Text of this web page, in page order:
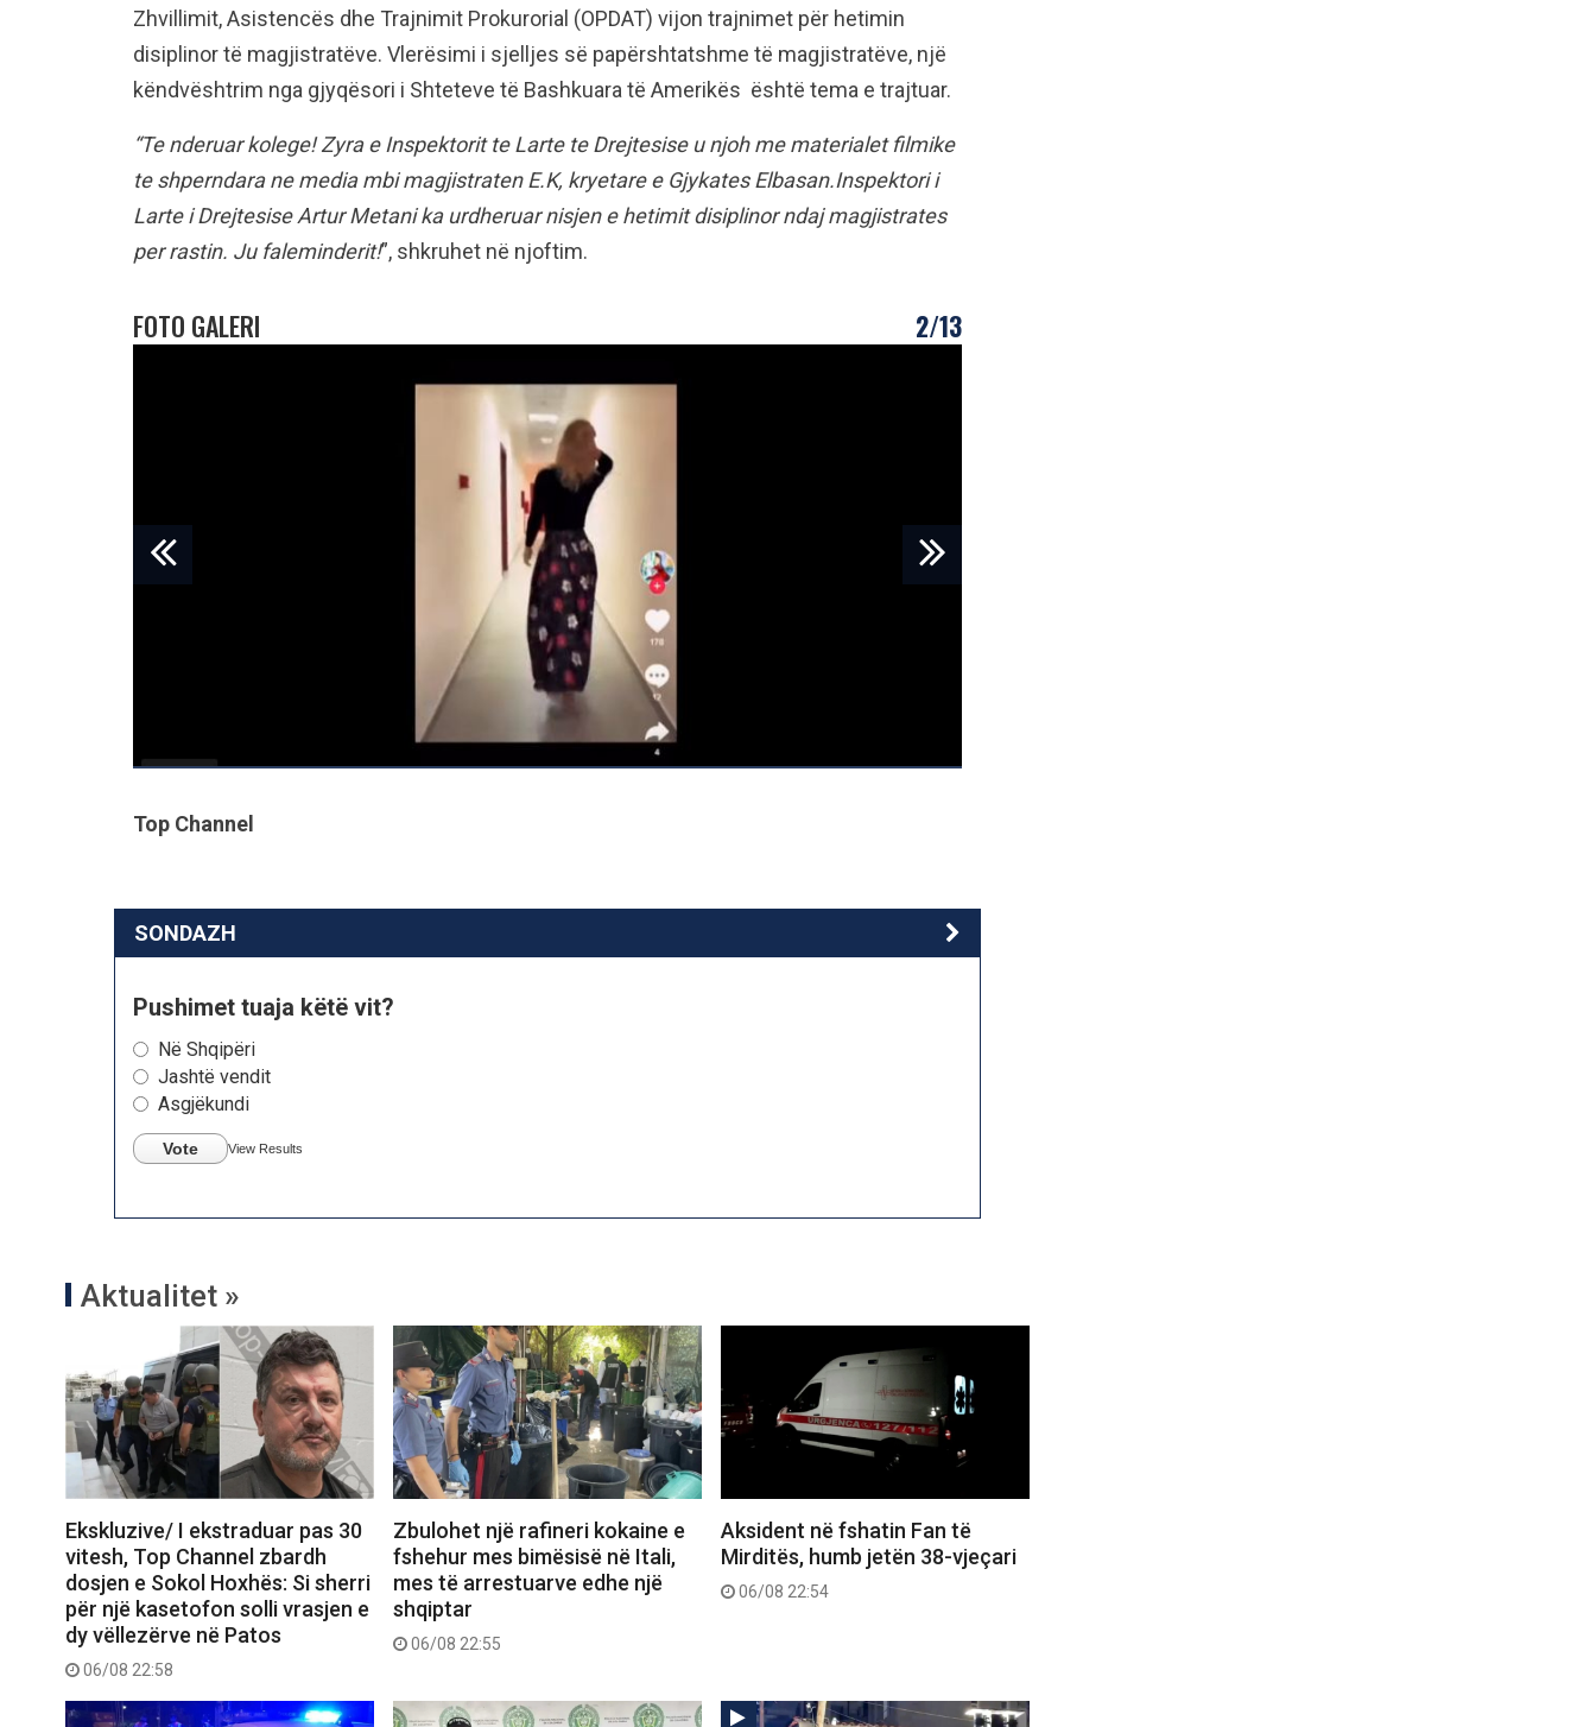
Zhvillimit, Asistencës dhe Trajnimit Prokurorial (OPDAT) vijon trajnimet për hetimin
disiplinor të magjistratëve. Vlerësimi i sjelljes së papërshtatshme të magjistratëve, një
këndvështrim nga gjyqësori i Shteteve të Bashkuara të Amerikës është tema e trajtuar.
“Te nderuar kolege! Zyra e Inspektorit te Larte te Drejtesise u njoh me materialet filmike
te shperndara ne media mbi magjistraten E.K, kryetare e Gjykates Elbasan.Inspektori i
Larte i Drejtesise Artur Metani ka urdheruar nisjen e hetimit disiplinor ndaj magjistrates
per rastin. Ju faleminderit!”, shkruhet në njoftim.
FOTO GALERI 2/13
Top Channel
SONDAZH
Pushimet tuaja këtë vit?
Në Shqipëri
Jashtë vendit
Asgjëkundi
Vote View Results
Aktualitet »
Ekskluzive/ I ekstraduar pas 30
vitesh, Top Channel zbardh
dosjen e Sokol Hoxhës: Si sherri
për një kasetofon solli vrasjen e
dy vëllezërve në Patos
06/08 22:58
Zbulohet një rafineri kokaine e
fshehur mes bimësisë në Itali,
mes të arrestuarve edhe një
shqiptar
06/08 22:55
Aksident në fshatin Fan të
Mirditës, humb jetën 38-vjeçari
06/08 22:54